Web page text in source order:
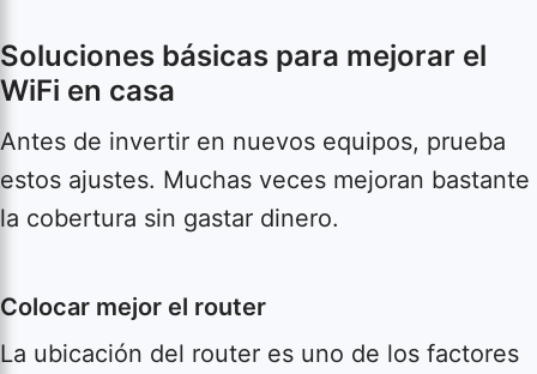
Soluciones básicas para mejorar el
WiFi en casa
Antes de invertir en nuevos equipos, prueba
estos ajustes. Muchas veces mejoran bastante
la cobertura sin gastar dinero.
Colocar mejor el router
La ubicación del router es uno de los factores